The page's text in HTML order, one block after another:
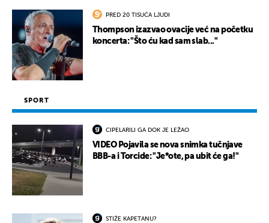
PRED 20 TISUĆA LJUDI
Thompson izazvao ovacije već na početku
koncerta: "Što ću kad sam slab..."
SPORT
CIPELARILI GA DOK JE LEŽAO
VIDEO Pojavila se nova snimka tučnjave
BBB-a i Torcide: "Je*ote, pa ubit će ga!"
STIŽE KAPETANU?